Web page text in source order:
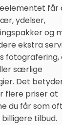
får
ydelser,
og
ekstra
fotografering,
særlige
Det
flere priser at
du får som
tilbud.